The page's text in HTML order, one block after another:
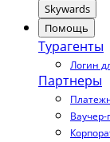
Skywards
Помощь
Турагенты
Логин
Партнеры